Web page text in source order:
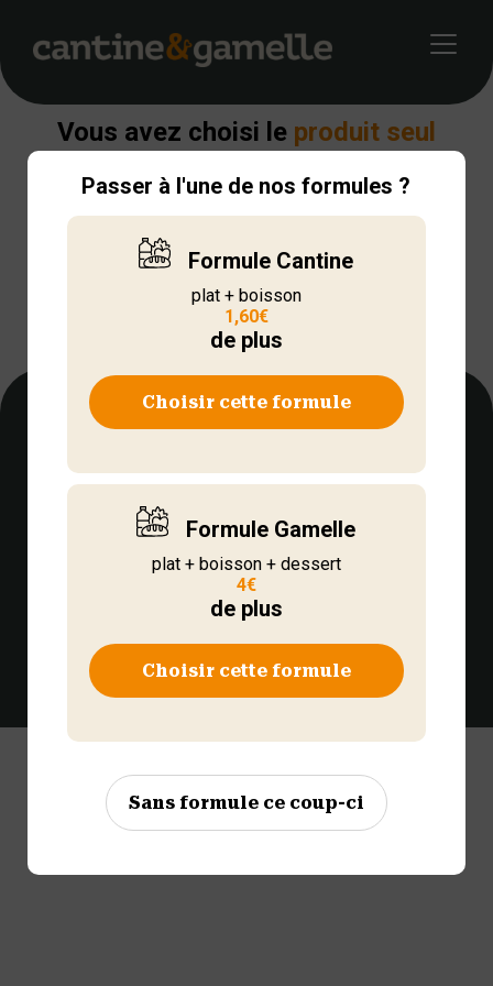
Vous avez choisi le produit seul
Votreboxdu jour
Passer à l'une de nos formules ?
Formule Cantine
plat + boisson
1,60€
de plus
Choisir cette formule
Formule Gamelle
plat + boisson + dessert
4€
de plus
Choisir cette formule
Sans formule ce coup-ci
Suivez nous
Facebook
Instagram
Nous contacter
C.g.v Votre compte•Franchise• Concept